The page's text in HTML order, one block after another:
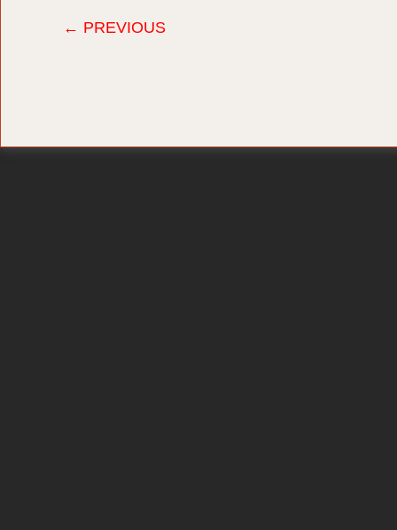
← PREVIOUS